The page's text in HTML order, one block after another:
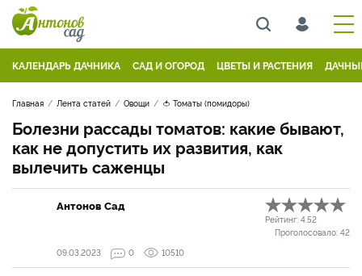
КАЛЕНДАРЬ ДАЧНИКА САД И ОГОРОД ЦВЕТЫ И РАСТЕНИЯ
Главная Лента статей Овощи 🍅 Томаты (помидоры)
Болезни рассады томатов: какие бывают,
как не допустить их развития, как
вылечить саженцы
Антонов Сад
Рейтинг: 4.52
Проголосовало: 42
09.03.2023
0 10510